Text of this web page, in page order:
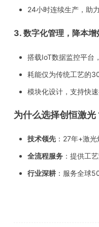
24小时连续生产，助
3. 数字化管理，降本增
搭载IoT数据监控平台
耗能仅为传统工艺的
模块化设计，支持快
为什么选择创恒激光
技术领先 ：27年+激
全流程服务 ：提供工
行业深耕 ：服务全球